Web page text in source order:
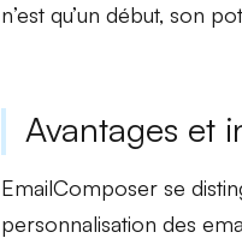
n’est qu’un début, son
Avantages et
EmailComposer se
personnalisation des